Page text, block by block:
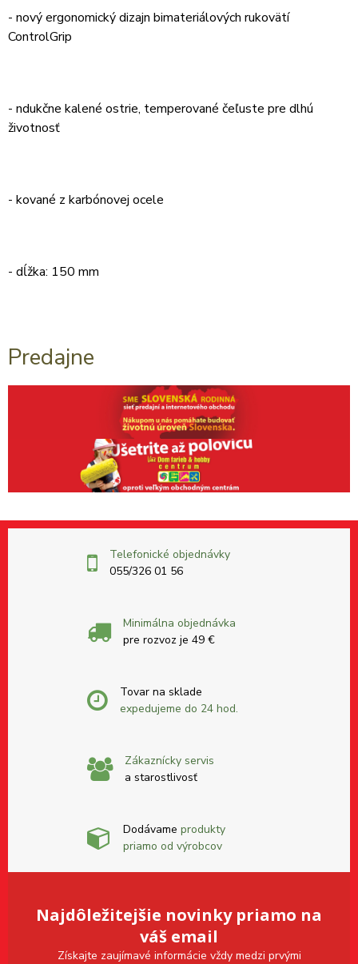
- nový ergonomický dizajn bimateriálových rukovätí
ControlGrip
- ndukčne kalené ostrie, temperované čeľuste pre dlhú
životnosť
- kované z karbónovej ocele
- dĺžka: 150 mm
Predajne
Telefonické objednávky
055/326 01 56
Minimálna objednávka
pre rozvoz je 49 €
Tovar na sklade
expedujeme do 24 hod.
Zákaznícky servis
a starostlivosť
Dodávame produkty
priamo od výrobcov
Najdôležitejšie novinky priamo na
váš email
Získajte zaujímavé informácie vždy medzi prvými